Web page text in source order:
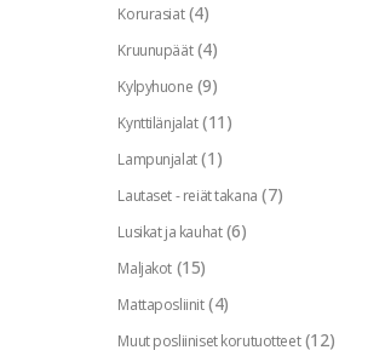
Korurasiat (4)
Kruunupäät (4)
Kylpyhuone (9)
Kynttilänjalat (11)
Lampunjalat (1)
Lautaset - reiät takana (7)
Lusikat ja kauhat (6)
Maljakot (15)
Mattaposliinit (4)
Muut posliiniset korutuotteet (12)